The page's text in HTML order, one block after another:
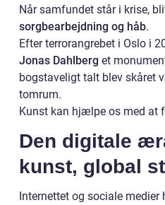
Når samfundet står i krise,
sorgbearbejdning og håb.
Efter terrorangrebet i Oslo i
Jonas Dahlberg et
bogstaveligt talt blev skåret
tomrum.
Kunst kan hjælpe os med at
Den digitale
kunst, global
Internettet og sociale medier